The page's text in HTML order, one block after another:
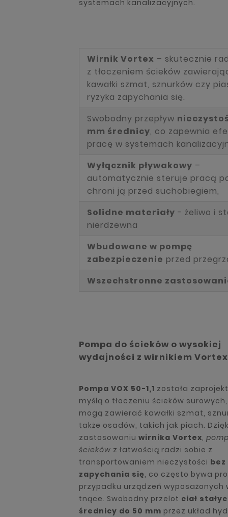
systemach kanalizacyjnych.
Wirnik Vortex – skutecznie
z tłoczeniem ścieków
kawałki szmat, sznurków czy
ryzyka zapychania się.
Swobodny przepływ
mm średnicy, co zapewnia
pracę w systemach
Wyłącznik pływakowy –
automatycznie steruje pracą
chroni ją przed suchobiegiem,
Solidne materiały - żeliwo i
nierdzewna
Wbudowane w pompę
zabezpieczenie przed
Wszechstronne
Pompa do ścieków o wysokiej
wydajności z wirnikiem Vortex
Pompa VOX 50-1,1 została
myślą o tłoczeniu ścieków
mogą zawierać kawałki szmat,
także osadów, takich jak piach.
zastosowaniu wirnika Vortex,
ścieków z łatwością radzi sobie z
transportowaniem nieczystości
zapychania się, co często bywa
przypadku urządzeń wyposażonych
tnące. Swobodny przelot ciał
średnicy do 50 mm przez układ